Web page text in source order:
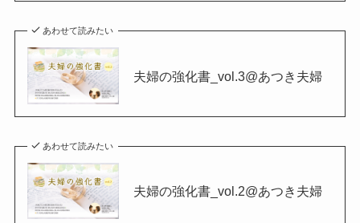
あわせて読みたい
夫婦の強化書_vol.3@あつき夫婦
あわせて読みたい
夫婦の強化書_vol.2@あつき夫婦